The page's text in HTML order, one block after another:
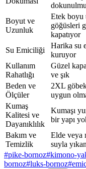
Boyut ve
Uzunluk
Etek boyu
göğüsleri
kapatıyor
Su Emiciliği
Harika su
kuruyor
Kullanım
Rahatlığı
Güzel
ve şık
Beden ve
Ölçüler
2XL
uygun
Kumaş
Kalitesi ve
Dayanıklılık
Kumaşı
bir yapı
Bakım ve
Temizlik
Elde veya
suyla
#pike-bornoz#kimono-
bornoz#luks-bornoz#